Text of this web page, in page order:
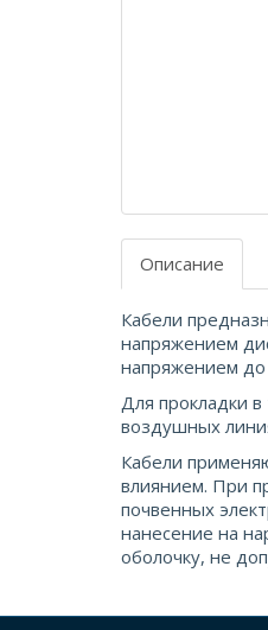
Описание
Кабели
напряжением
напряжением до
Для прокладки
воздушных
Кабели
влиянием. При
почвенных
нанесение на
оболочку, не